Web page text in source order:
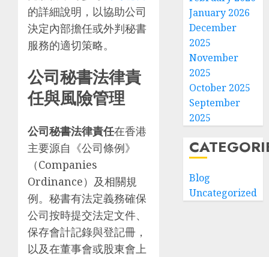
的詳細說明，以協助公司
決定內部擔任或外判秘書
服務的適切策略。
公司秘書法律責
任與風險管理
公司秘書法律責任在香港
主要源自《公司條例》
（Companies
Ordinance）及相關規
例。秘書有法定義務確保
公司按時提交法定文件、
保存會計記錄與登記冊，
以及在董事會或股東會上
January 2026
December
2025
November
2025
October 2025
September
2025
Blog
Uncategorized